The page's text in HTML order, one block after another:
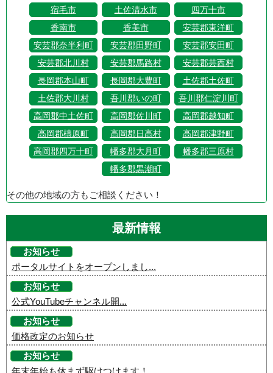
宿毛市
土佐清水市
四万十市
香南市
香美市
安芸郡東洋町
安芸郡奈半利町
安芸郡田野町
安芸郡安田町
安芸郡北川村
安芸郡馬路村
安芸郡芸西村
長岡郡本山町
長岡郡大豊町
土佐郡土佐町
土佐郡大川村
吾川郡いの町
吾川郡仁淀川町
高岡郡中土佐町
高岡郡佐川町
高岡郡越知町
高岡郡檮原町
高岡郡日高村
高岡郡津野町
高岡郡四万十町
幡多郡大月町
幡多郡三原村
幡多郡黒潮町
その他の地域の方もご相談ください！
最新情報
お知らせ
ポータルサイトをオープンしまし...
お知らせ
公式YouTubeチャンネル開...
お知らせ
価格改定のお知らせ
お知らせ
年末年始も休まず駆けつけます！